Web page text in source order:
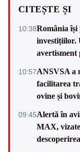
CITEȘTE ȘI
10:38România își
investițiilor.
10:57ANSVSA a
facilitarea
ovine și
09:45Alertă în
MAX,